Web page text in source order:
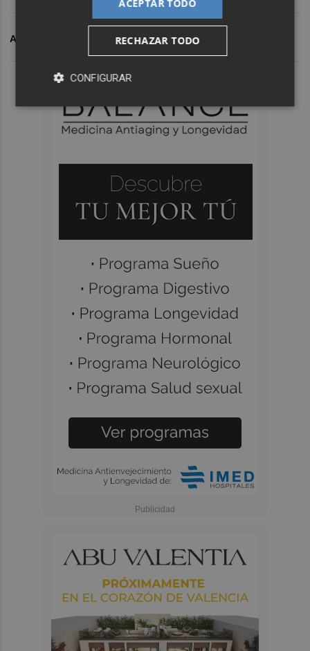
ARCHIVADO EN CD CASTELLON
ACEPTAR TODO
RECHAZAR TODO
CONFIGURAR